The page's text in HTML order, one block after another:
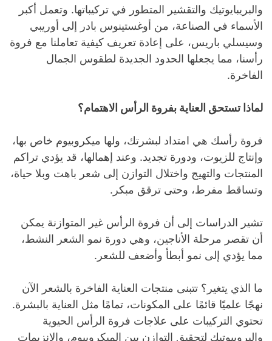
والبريبايوتيك والتقشير المتطور في تركيباتها. وتعمل أكبر
الأسماء في الصناعة، من أوغستينوس بادر إلى أوريبي
وسيسلي باريس، على إعادة تعريف كيفية تعاملنا مع فروة
رأسنا، مما يجعلها الحدود الجديدة لطقوس الجمال
الفاخرة.
لماذا تستحق العناية بفروة الرأس الاهتمام؟
فروة رأسك هي امتداد لبشرتك، ولها ميكروبيوم خاص بها،
وإنتاج للزيوت، ودورة تجديد. وعند إهمالها، قد يؤدي تراكم
المنتجات والتهيج واختلال التوازن إلى شعر باهت وبلا حياة،
وتساقط مفرط، وحتى ترقق مبكر.
تشير الدراسات إلى أن فروة الرأس غير المتوازنة يمكن
أن تقصر مرحلة الأناجين، وهي دورة نمو الشعر النشط،
مما يؤدي إلى نمو أبطأ وأضعف للشعر.
ما الذي يتغير؟ تتبنى منتجات العناية الفاخرة بالشعر الآن
نهجًا علميًا قائمًا على المكونات، تمامًا مثل العناية بالبشرة.
تحتوي التركيبات على علاجات فروة الرأس الحيوية
والبروبيوتيك لتحقيق التوازن بين الميكروبيوم، والإنزيمات